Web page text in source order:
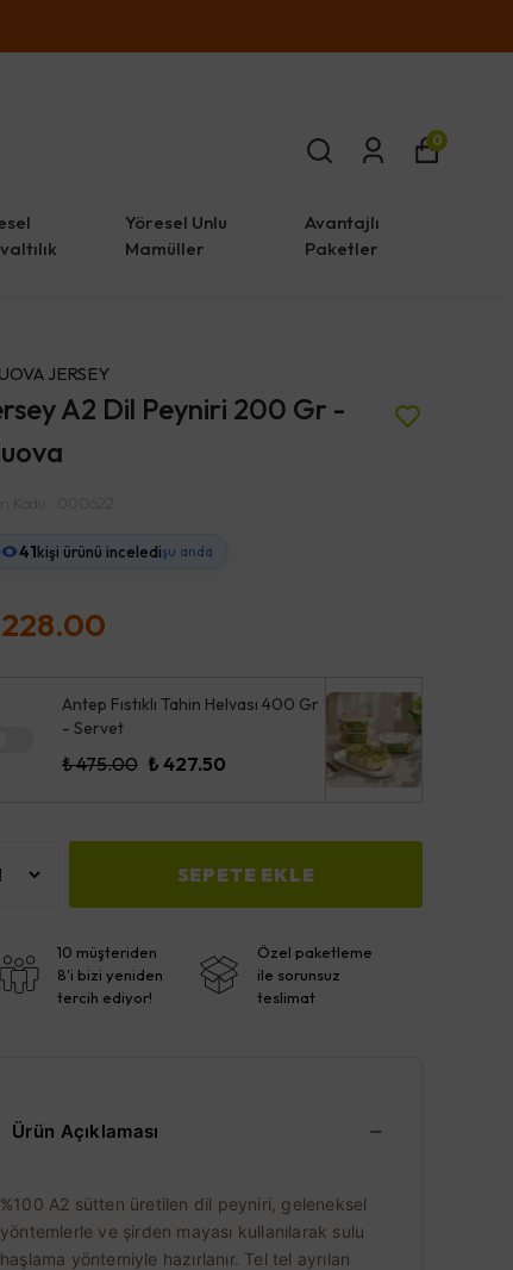
Yöresel Unlu
Mamüller
Avantajlı
Paketler
0
JERSEY
A2 Dil Peyniri 200 Gr -
Kodu :
41kişi ürünü inceledişu anda
Antep Fıstıklı Tahin Helvası 400 Gr
- Servet
₺ 475.00 ₺ 427.50
SEPETE EKLE
10 müşteriden
8'i bizi yeniden
tercih ediyor!
Özel paketleme
ile sorunsuz
teslimat
Ürün Açıklaması
%100 A2 sütten üretilen dil peyniri, geleneksel
yöntemlerle ve şirden mayası kullanılarak sulu
haşlama yöntemiyle hazırlanır. Tel tel ayrılan